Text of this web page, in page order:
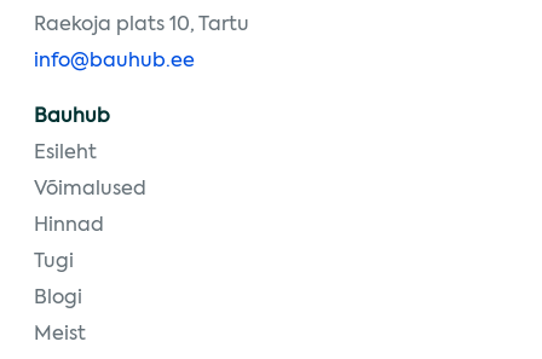
Raekoja plats 10, Tartu
info@bauhub.ee
Bauhub
Esileht
Võimalused
Hinnad
Tugi
Blogi
Meist